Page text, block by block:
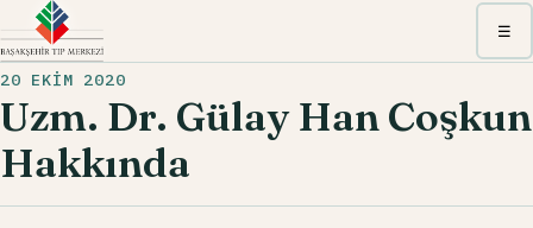
☰
20 EKIM 2020
Uzm. Dr. Gülay Han Coşkun
Hakkında